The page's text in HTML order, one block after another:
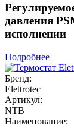
давления
исполнении
Подробнее
Бренд:
Elettrotec
Артикул:
NTB
Наименование: